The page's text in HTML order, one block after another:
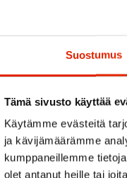
Suostumus
Tämä sivusto käyttää
Käytämme evästeitä
ja kävijämäärämme
kumppaneillemme
olet antanut heille tai
SALE